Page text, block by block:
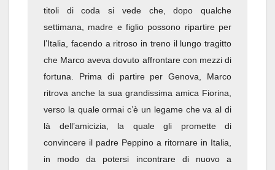
titoli di coda si vede che, dopo qualche
settimana, madre e figlio possono ripartire per
l’Italia, facendo a ritroso in treno il lungo tragitto
che Marco aveva dovuto affrontare con mezzi di
fortuna. Prima di partire per Genova, Marco
ritrova anche la sua grandissima amica Fiorina,
verso la quale ormai c’è un legame che va al di
là dell’amicizia, la quale gli promette di
convincere il padre Peppino a ritornare in Italia,
in modo da potersi incontrare di nuovo a